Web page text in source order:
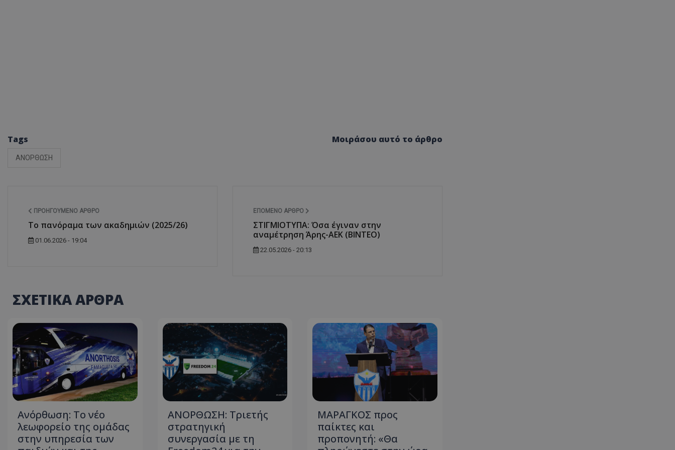
Tags
ΑΝΟΡΘΩΣΗ
Μοιράσου αυτό το άρθρο
ΠΡΟΗΓΟΎΜΕΝΟ ΆΡΘΡΟ
Το πανόραμα των ακαδημιών (2025/26)
01.06.2026 - 19:04
ΕΠΌΜΕΝΟ ΆΡΘΡΟ
ΣΤΙΓΜΙΟΤΥΠΑ: Όσα έγιναν στην
αναμέτρηση Άρης-ΑΕΚ (ΒΙΝΤΕΟ)
22.05.2026 - 20:13
ΣΧΕΤΙΚΑ ΑΡΘΡΑ
Ανόρθωση: Το νέο
λεωφορείο της ομάδας
στην υπηρεσία των
ΑΝΟΡΘΩΣΗ: Τριετής
στρατηγική
συνεργασία με τη
ΜΑΡΑΓΚΟΣ προς
παίκτες και
προπονητή: «Θα